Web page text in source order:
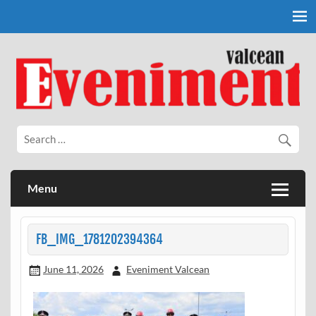
Eveniment Valcean
Menu
FB_IMG_1781202394364
June 11, 2026 Eveniment Valcean